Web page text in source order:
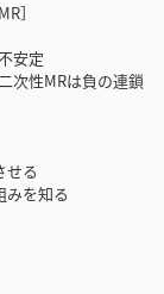
］
安定
性MRは負の連鎖
る
を知る